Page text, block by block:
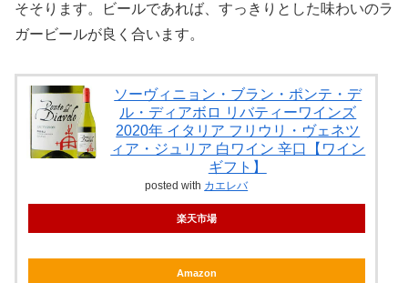
そそります。ビールであれば、すっきりとした味わいのラ
ガービールが良く合います。
ソーヴィニョン・ブラン・ポンテ・デ
ル・ディアボロ リバティーワインズ
2020年 イタリア フリウリ・ヴェネツ
ィア・ジュリア 白ワイン 辛口【ワイン
ギフト】
posted with カエレバ
楽天市場
Amazon